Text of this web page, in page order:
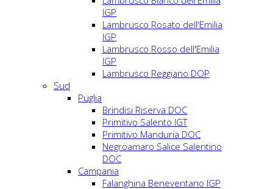
IGP
Lambrusco Rosato dell'Emilia
IGP
Lambrusco Rosso dell'Emilia
IGP
Lambrusco Reggiano DOP
Sud
Puglia
Brindisi Riserva DOC
Primitivo Salento IGT
Primitivo Manduria DOC
Negroamaro Salice Salentino
DOC
Campania
Falanghina Beneventano IGP